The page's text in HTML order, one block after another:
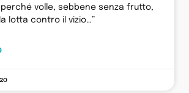
volle, sebbene senza frutto,
lotta contro il vizio…”